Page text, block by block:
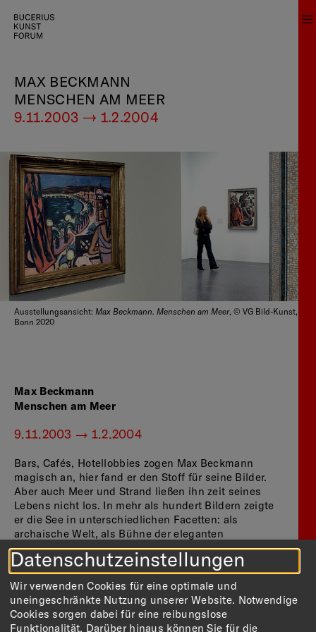
MAX BECKMANN
MENSCHEN AM MEER
9.11.2003 — 1.2.2004
Ausstellungsansicht: Max Beckmann. Menschen am Meer, © VG Bild-Kunst,
Bonn 2020
Max Beckmann
Menschen am Meer
9.11.2003 — 1.2.2004
Bars, Cafés, Hotellobbies zogen Max Beckmann
magisch an, hier fand er den Stoff für seine Bilder.
Aber auch Meer und Strand ließen ihn zeit seines
Lebens nicht los. In mehr als hundert Bildern zeigte
er die See in unterschiedlichen Facetten: als
archaische Welt, als Bühne der eleganten
Gesellschaft, im Exil als imaginäre Heimat, die ihm
keiner nehmen kann.
Nach seinem Studium in Weimar plante der junge
Beckmann eine internationale Karriere. Monet, Manet,
Cézanne, van Gogh waren die Vorbilder, die
Meereslandschaften im Stile Monets ein Mittel,
Datenschutzeinstellungen
Wir verwenden Cookies für eine optimale und
uneingeschränkte Nutzung unserer Website. Notwendige
Cookies sorgen dabei für eine reibungslose
Funktionalität. Darüber hinaus können Sie für die